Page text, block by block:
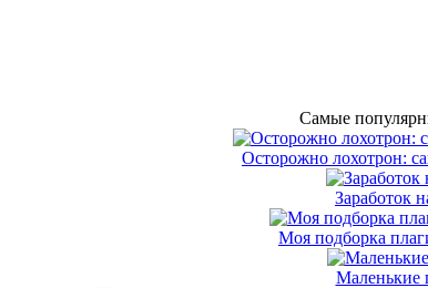
Самые
Осторожно лохотрон:
Заработок
Моя подборка
Маленькие